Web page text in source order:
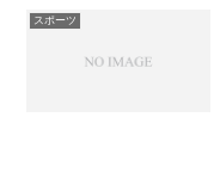
スポーツ